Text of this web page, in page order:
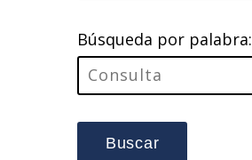
Búsqueda por palabra:
Buscar